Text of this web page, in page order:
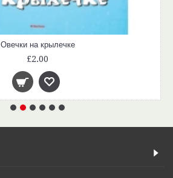
Овечки на крылечке
£2.00